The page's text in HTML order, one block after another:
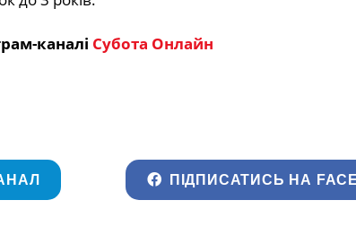
каналі Субота Онлайн
ПІДПИСАТИСЬ НА